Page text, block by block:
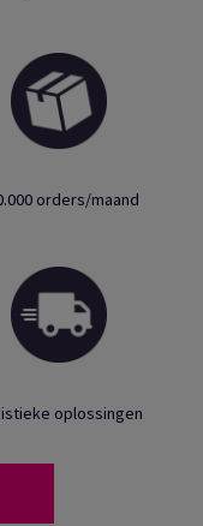
orders/maand
oplossingen